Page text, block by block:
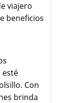
viajero
beneficios
esté
Con
brinda